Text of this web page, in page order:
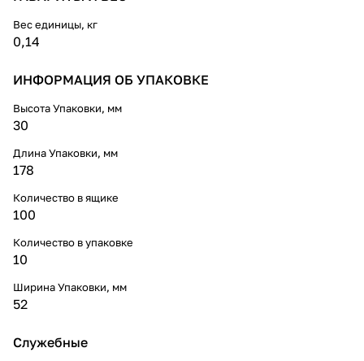
Вес единицы, кг
0,14
ИНФОРМАЦИЯ ОБ УПАКОВКЕ
Высота Упаковки, мм
30
Длина Упаковки, мм
178
Количество в ящике
100
Количество в упаковке
10
Ширина Упаковки, мм
52
Служебные